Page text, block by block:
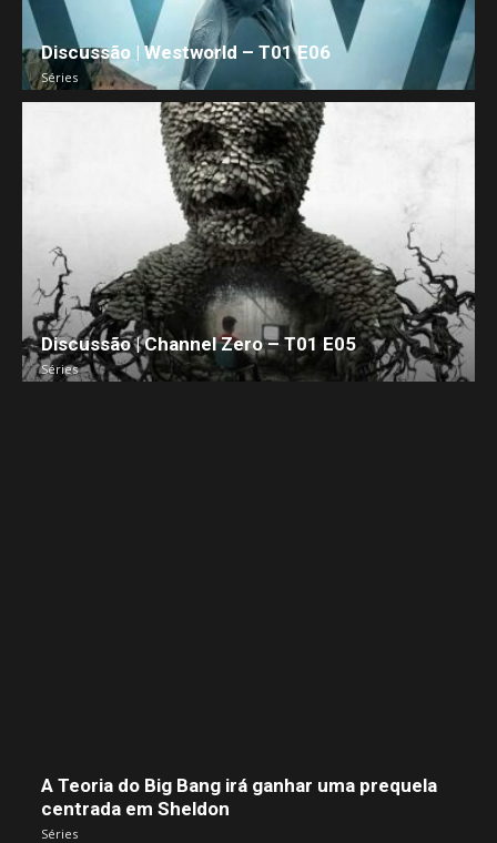
Discussão | Westworld – T01 E06
Séries
Discussão | Channel Zero – T01 E05
Séries
A Teoria do Big Bang irá ganhar uma prequela
centrada em Sheldon
Séries